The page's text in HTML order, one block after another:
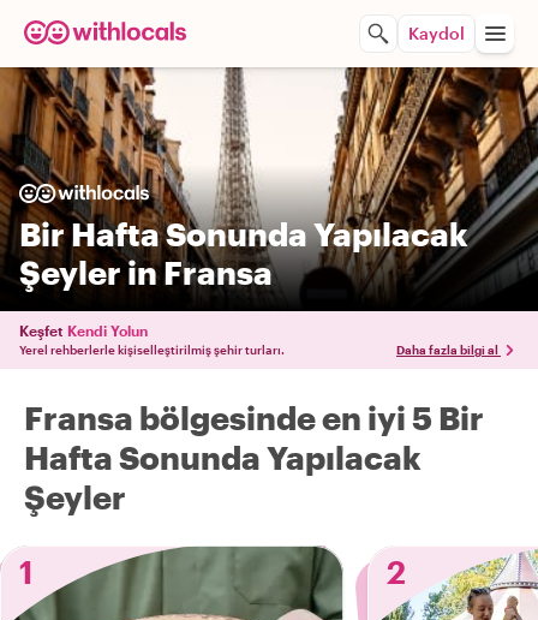
Kaydol
Bir Hafta Sonunda Yapılacak
Şeyler in Fransa
Keşfet Kendi Yolun
Yerel rehberlerle kişiselleştirilmiş şehir turları. Daha fazla bilgi al
Fransa bölgesinde en iyi 5 Bir
Hafta Sonunda Yapılacak
Şeyler
1
2